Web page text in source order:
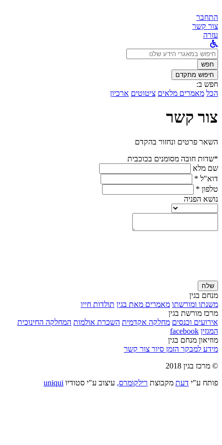
התחבר
צור קשר
עזרה
לחפש
ב:חפש
חיפוש מתקדם
חפש ב:
הכל מאמרים מלאים ציטוטים ארכיון
צור קשר
השאר פרטים ונחזור בהקדם
*שדות חובה מסומנים בכוכבית
שם מלא
דוא"ל *
טלפון *
נושא הפניה
שלח
מנחם בגין
משנתו ומורשתו מאמרים מאת בגין תולדות חייו
מרכז מורשת בגין
אירועים וכנסים מחלקה אקדמית השכרת אולמות המחלקה החינוכית
המגזין facebook
מוזיאון מנחם בגין
מידע למבקר הזמן סיור צור קשר
© מרכז בגין 2018
פותח ע"י דעת מקבוצת רילקומרס, עיצוב ע"י סטודיו uniqui